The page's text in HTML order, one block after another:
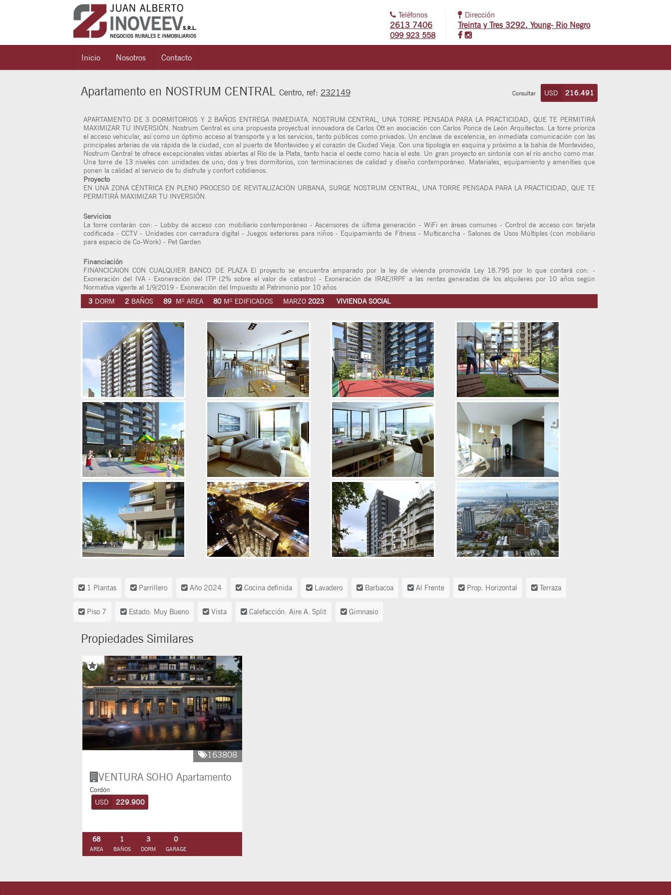
Teléfonos
2613 7406
099 923 558
Dirección
Treinta y Tres 3292. Young- Rio Negro
Inicio Nosotros Contacto
Apartamento en NOSTRUM CENTRAL Centro, ref: 232149 Consultar USD 216.491
APARTAMENTO DE 3 DORMITORIOS Y 2 BAÑOS ENTREGA INMEDIATA. NOSTRUM CENTRAL, UNA TORRE PENSADA PARA LA PRACTICIDAD, QUE TE PERMITIRÁ
MAXIMIZAR TU INVERSIÓN. Nostrum Central es una propuesta proyectual innovadora de Carlos Ott en asociación con Carlos Ponce de León Arquitectos. La torre prioriza
el acceso vehicular, así como un óptimo acceso al transporte y a los servicios, tanto públicos como privados. Un enclave de excelencia, en inmediata comunicación con las
principales arterias de vía rápida de la ciudad, con el puerto de Montevideo y el corazón de Ciudad Vieja. Con una tipología en esquina y próximo a la bahía de Montevideo,
Nostrum Central te ofrece excepcionales vistas abiertas al Río de la Plata, tanto hacia el oeste como hacia el este. Un gran proyecto en sintonía con el río ancho como mar.
Una torre de 13 niveles con unidades de uno, dos y tres dormitorios, con terminaciones de calidad y diseño contemporáneo. Materiales, equipamiento y amenities que
ponen la calidad al servicio de tu disfrute y confort cotidianos.
Proyecto
EN UNA ZONA CÉNTRICA EN PLENO PROCESO DE REVITALIZACIÓN URBANA, SURGE NOSTRUM CENTRAL, UNA TORRE PENSADA PARA LA PRACTICIDAD, QUE TE
PERMITIRÁ MAXIMIZAR TU INVERSIÓN.
Servicios
La torre contarán con: - Lobby de acceso con mobiliario contemporáneo - Ascensores de última generación - WiFi en áreas comunes - Control de acceso con tarjeta
codificada - CCTV - Unidades con cerradura digital - Juegos exteriores para niños - Equipamiento de Fitness - Multicancha - Salones de Usos Múltiples (con mobiliario
para espacio de Co-Work) - Pet Garden
Financiación
FINANCICAION CON CUALQUIER BANCO DE PLAZA El proyecto se encuentra amparado por la ley de vivienda promovida Ley 18.795 por lo que contará con: -
Exoneración del IVA - Exoneración del ITP (2% sobre el valor de catastro) - Exoneración de IRAE/IRPF a las rentas generadas de los alquileres por 10 años según
Normativa vigente al 1/9/2019 - Exoneración del Impuesto al Patrimonio por 10 años
3 DORM 2 BAÑOS 89 M² AREA 80 M² EDIFICADOS MARZO 2023 VIVIENDA SOCIAL
1 Plantas Parrillero Año 2024 Cocina definida Lavadero Barbacoa Al Frente Prop. Horizontal Terraza
Piso 7 Estado: Muy Bueno Vista Calefacción: Aire A. Split Gimnasio
Propiedades Similares
163808
VENTURA SOHO Apartamento
Cordón
USD 229.900
68
AREA
1
BAÑOS
3
DORM
0
GARAGE